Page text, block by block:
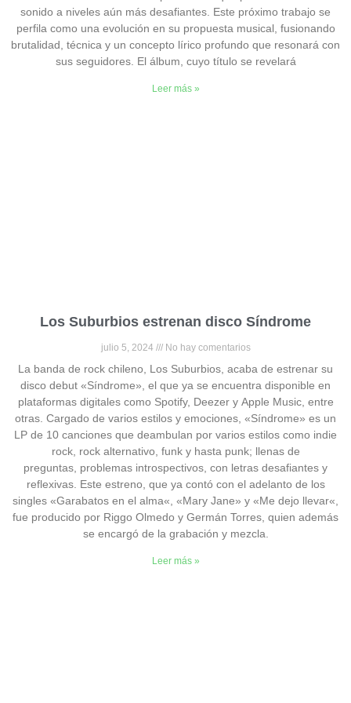
sonido a niveles aún más desafiantes. Este próximo trabajo se
perfila como una evolución en su propuesta musical, fusionando
brutalidad, técnica y un concepto lírico profundo que resonará con
sus seguidores. El álbum, cuyo título se revelará
Leer más »
Los Suburbios estrenan disco Síndrome
julio 5, 2024 No hay comentarios
La banda de rock chileno, Los Suburbios, acaba de estrenar su
disco debut «Síndrome», el que ya se encuentra disponible en
plataformas digitales como Spotify, Deezer y Apple Music, entre
otras. Cargado de varios estilos y emociones, «Síndrome» es un
LP de 10 canciones que deambulan por varios estilos como indie
rock, rock alternativo, funk y hasta punk; llenas de
preguntas, problemas introspectivos, con letras desafiantes y
reflexivas. Este estreno, que ya contó con el adelanto de los
singles «Garabatos en el alma«, «Mary Jane» y «Me dejo llevar«,
fue producido por Riggo Olmedo y Germán Torres, quien además
se encargó de la grabación y mezcla.
Leer más »